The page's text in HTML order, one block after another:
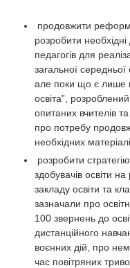
продовжити
розробити
педагогів для
загальної
але поки що є лише
освіта”,
опитаних вчителів та
про потребу
необхідних
розробити
здобувачів освіти
закладу освіти та
зазначали про
100 звернень до
дистанційного
воєнних дій, про
час повітряних